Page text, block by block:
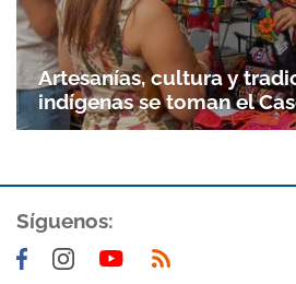
Gracias por suscribirte a
Artesanías, cultura y
indígenas se toman el
Síguenos: